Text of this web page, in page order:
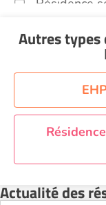
Résidence
Résidence
Résidence
Résidence
Résidence
Résidence
Résidence
Autres types
Actualité des